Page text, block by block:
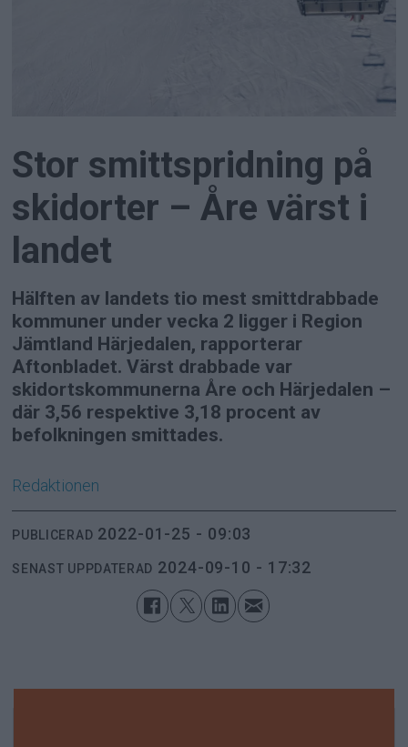
Stor smittspridning på
skidorter – Åre värst i
landet
Hälften av landets tio mest smittdrabbade
kommuner under vecka 2 ligger i Region
Jämtland Härjedalen, rapporterar
Aftonbladet. Värst drabbade var
skidortskommunerna Åre och Härjedalen –
där 3,56 respektive 3,18 procent av
befolkningen smittades.
Redaktionen
PUBLICERAD 2022-01-25 - 09:03
SENAST UPPDATERAD 2024-09-10 - 17:32